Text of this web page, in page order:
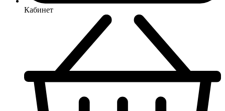
Кабинет